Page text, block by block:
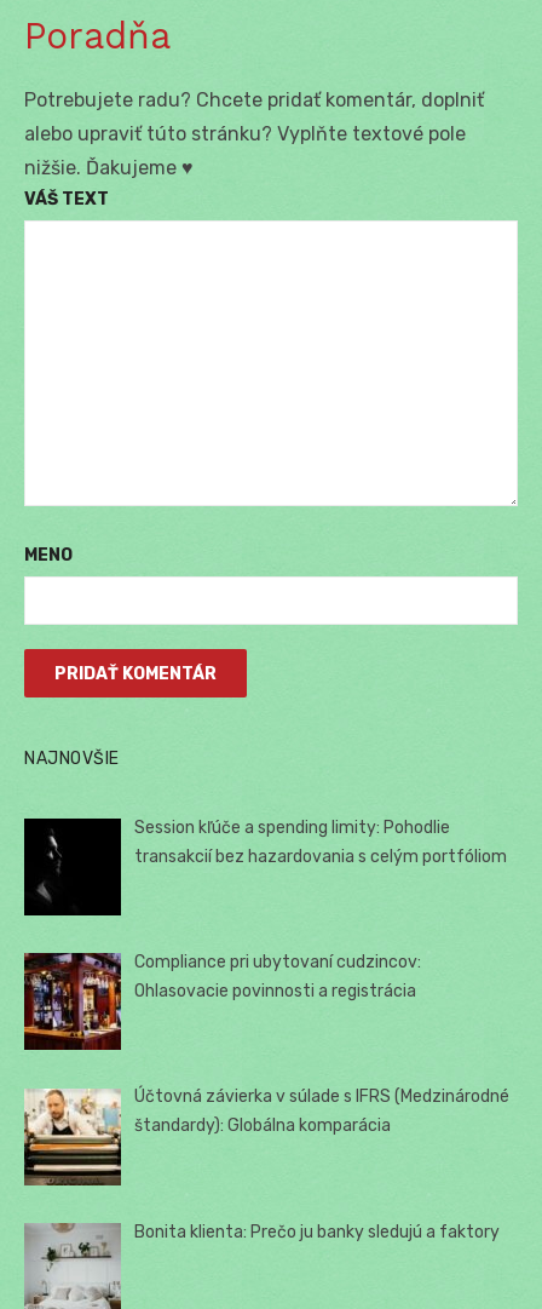
Poradňa
Potrebujete radu? Chcete pridať komentár, doplniť
alebo upraviť túto stránku? Vyplňte textové pole
nižšie. Ďakujeme ♥
VÁŠ TEXT
MENO
NAJNOVŠIE
Session kľúče a spending limity: Pohodlie
transakcií bez hazardovania s celým portfóliom
Compliance pri ubytovaní cudzincov:
Ohlasovacie povinnosti a registrácia
Účtovná závierka v súlade s IFRS (Medzinárodné
štandardy): Globálna komparácia
Bonita klienta: Prečo ju banky sledujú a faktory